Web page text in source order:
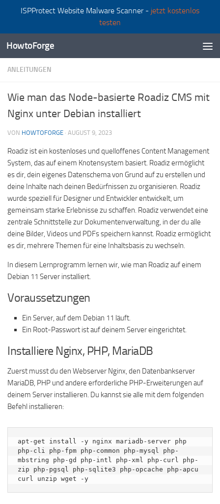
ISPProtect Website Malware Scanner - jetzt kostenlos
testen
Zum Inhalt springen
HowtoForge
ANLEITUNGEN
Wie man das Node-basierte Roadiz CMS mit
Nginx unter Debian installiert
VON HOWTOFORGE · AUGUST 9, 2023
Roadiz ist ein kostenloses und quelloffenes Content Management
System, das auf einem Knotensystem basiert. Roadiz ermöglicht
es dir, dein eigenes Datenschema von Grund auf zu erstellen und
deine Inhalte nach deinen Bedürfnissen zu organisieren. Roadiz
wurde speziell für Designer und Entwickler entwickelt, um
gemeinsam starke Erlebnisse zu schaffen. Roadiz verwendet eine
zentrale Schnittstelle zur Dokumentenverwaltung, in der du alle
deine Bilder, Videos und PDFs speichern kannst. Roadiz ermöglicht
es dir, mehrere Themen für eine Inhaltsbasis zu wechseln.
In diesem Lernprogramm lernen wir, wie man Roadiz auf einem
Debian 11 Server installiert.
Voraussetzungen
Ein Server, auf dem Debian 11 läuft.
Ein Root-Passwort ist auf deinem Server eingerichtet.
Installiere Nginx, PHP, MariaDB
Zuerst musst du den Webserver Nginx, den Datenbankserver
MariaDB, PHP und andere erforderliche PHP-Erweiterungen auf
deinem Server installieren. Du kannst sie alle mit dem folgenden
Befehl installieren:
apt-get install -y nginx mariadb-server php
php-cli php-fpm php-common php-mysql php-
mbstring php-gd php-intl php-xml php-curl php-
zip php-pgsql php-sqlite3 php-opcache php-apcu
curl unzip wget -y